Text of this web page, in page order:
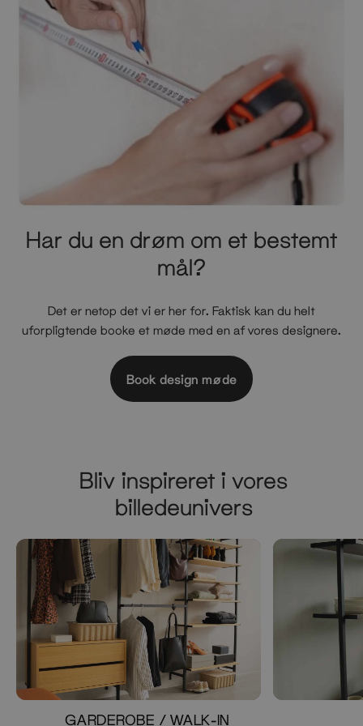
Har du en drøm om et bestemt
mål?
Det er netop det vi er her for. Faktisk kan du helt
uforpligtende booke et møde med en af vores designere.
Book design møde
Bliv inspireret i vores
billedeunivers
GARDEROBE / WALK-IN